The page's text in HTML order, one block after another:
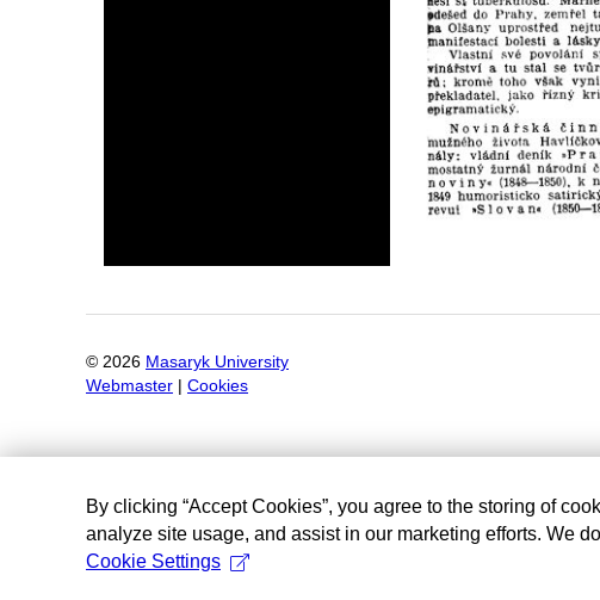
© 2026 Masaryk University
Webmaster
Cookies
By clicking “Accept Cookies”, you agree to the storing of
analyze site usage, and assist in our marketing efforts. We
Cookie Settings